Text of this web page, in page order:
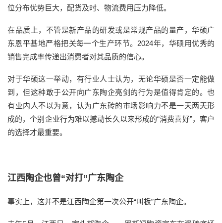
位分布优势巨大，配货及时、物流费用压力降低。
在品质上，不管是新产品的研发或是常规产品的量产，华硕广
东恩平基地严格把关每一个生产环节。2024年，华硕用优秀的
销售完成率传递出消费者对其品质的信心。
对于华硕这一举动，有行业人士认为，无论华硕是否一定能做
到，但这种敢于公开向广东陶企亮剑的行为是值得肯定的。也
有业内人不以为意，认为广东砖的市场影响力不是一天两天形
成的，个别企业行为难以撼动长久以来形成的“消费喜好”，客户
的选择才最重要。
江西陶企也曾“对打”广东陶企
事实上，这并不是江西陶企第一次公开“叫板”广东陶企。